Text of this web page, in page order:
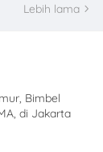
Lebih lama
Bimbel
di Jakarta